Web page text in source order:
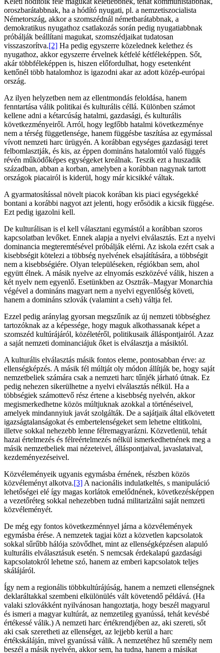
oroszbarátabbnak, ha a hódító nyugati, pl. a nemzetiszocialista
Németország, akkor a szomszédnál németbarátabbnak, a
demokratikus nyugathoz csatlakozás során pedig nyugatiabbnak
próbálják beállítani magukat, szomszédjaikat tudatosan
visszaszorítva.[2] Ha pedig egyszerre közelednek kelethez és
nyugathoz, akkor egyszerre érvelnek kétfelé kétféleképpen. Sőt,
akár többféleképpen is, hiszen előfordulhat, hogy esetenként
kettőnél több hatalomhoz is igazodni akar az adott közép-európai
ország.
Az ilyen helyzetben nem az ellentmondás feloldása, hanem
fenntartása válik politikai és kulturális céllá. Különben számot
kellene adni a kétarcúság hatalmi, gazdasági, és kulturális
következményeiről. Arról, hogy legfőbb hatalmi következménye
nem a térség függetlensége, hanem függésbe taszítása az egymással
vívott nemzeti harc ürügyén. A korábban egységes gazdasági teret
felbomlasztják, és kis, az éppen domináns hatalomtól való függés
révén működőképes egységeket kreálnak. Teszik ezt a huszadik
században, abban a korban, amelyben a korábban nagynak tartott
országok piacairól is kiderül, hogy már kicsikké váltak.
A gyarmatosítással növelt piacok korában kis piaci egységekké
bontani a korábbi nagyot azt jelenti, hogy erősödik a kicsik függése.
Ezt pedig igazolni kell.
De kulturálisan is el kell választani egymástól a korábban szoros
kapcsolatban levőket. Ennek alapja a nyelvi elválasztás. Ezt a nyelvi
dominancia megteremtésével próbálják elérni. Az iskola ezért csak a
kisebbségit kötelezi a többség nyelvének elsajátítására, a többségit
nem a kisebbségiére. Olyan településeken, régiókban sem, ahol
együtt élnek. A másik nyelve az elnyomás eszközévé válik, hiszen a
két nyelv nem egyenlő. Esetünkben az Osztrák–Magyar Monarchia
végével a domináns magyart nem a nyelvi egyenlőség követi,
hanem a domináns szlovák (valamint a cseh) váltja fel.
Ezzel pedig aránylag gyorsan megszűnik az új nemzeti többséghez
tartozóknak az a képessége, hogy maguk alkothassanak képet a
szomszéd kultúrájáról, közéletéről, politikusaik álláspontjairól. Azaz
a saját nemzeti dominanciájuk őket is elválasztja a másiktól.
A kulturális elválasztás másik fontos eleme, pontosabban érve: az
ellenségképzés. A másik fél múltját oly módon állítják be, hogy saját
nemzetbeliek számára csak a nemzeti harc tűnjék járható útnak. Ez
pedig nehezen sikerülhetne a nyelvi elválasztás nélkül. Ha a
többségiek számottevő rész értene a kisebbség nyelvén, akkor
megismerkedhetne közös múltjuknak azokkal a történéseivel,
amelyek mindannyiuk javát szolgálták. De a sajátjaik által elkövetett
igazságtalanságokat és embertelenségeket sem lehetne eltitkolni,
illetve sokkal nehezebb lenne félremagyarázni. Közvetlenül, tehát
hazai értelmezés és félreértelmezés nélkül ismerkedhetnének meg a
másik nemzetbeliek mai nézeteivel, álláspontjaival, javaslataival,
kezdeményezéseivel.
Közvéleményeik ugyanis egymásba érnének, részben közös
közvéleményt alkotva.[3] A nacionális indulatkeltés, s manipuláció
lehetőségei elé így magas korlátok emelődnének, következésképpen
a vezetőréteg sokkal nehezebben tudná militarizálni saját nemzeti
közvéleményét.
De még egy fontos következménnyel járna a közvélemények
egymásba érése. A nemzetek tagjai közt a közvetlen kapcsolatok
sokkal sűrűbb hálója szövődhet, mint az ellenségképzésen alapuló
kulturális elválasztásuk esetén. S nemcsak érdekalapú gazdasági
kapcsolatokról lehetne szó, hanem az emberi kapcsolatok teljes
skálájáról.
Így nem a regionális többkultúrájúság, hanem a nemzeti ellenségnek
deklaráltakkal szembeni elkülönülés vált követendő példává. (Ha
valaki szlovákként nyilvánosan hangoztatja, hogy beszél magyarul
és ismeri a magyar kultúrát, az nemzetileg gyanússá, tehát kevésbé
értékessé válik.) A nemzeti harc értékrendjében az, aki szereti, sőt
aki csak szeretheti az ellenséget, az lejjebb kerül a harc
értékskáláján, mivel gyanússá válik. A nemzetéhez hű személy nem
beszél a másik nyelvén, akkor sem, ha tudna, hanem a másikat